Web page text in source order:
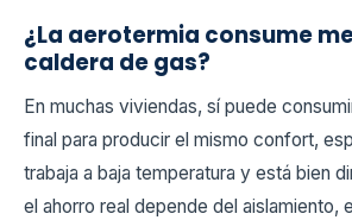
¿La aerotermia consume
caldera de gas?
En muchas viviendas, sí puede
final para producir el mismo confort,
trabaja a baja temperatura y está bien
el ahorro real depende del aislamiento,